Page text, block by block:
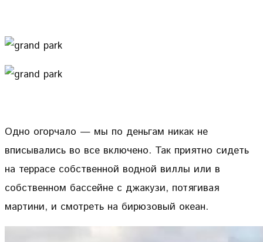
Одно огорчало — мы по деньгам никак не
вписывались во все включено. Так приятно сидеть
на террасе собственной водной виллы или в
собственном бассейне с джакузи, потягивая
мартини, и смотреть на бирюзовый океан.